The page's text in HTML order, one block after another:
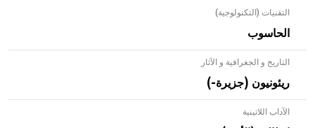
التقنيات (التكنولوجية)
الحاسوب
التاريخ و الجغرافية و الآثار
ريئونيون (جزيرة-)
الآداب اللاتينية